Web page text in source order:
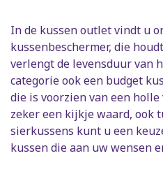
In de kussen outlet vindt u
kussenbeschermer, die
verlengt de levensduur van
categorie ook een budget
die is voorzien van een
zeker een kijkje waard, ook
sierkussens kunt u een
kussen die aan uw wensen